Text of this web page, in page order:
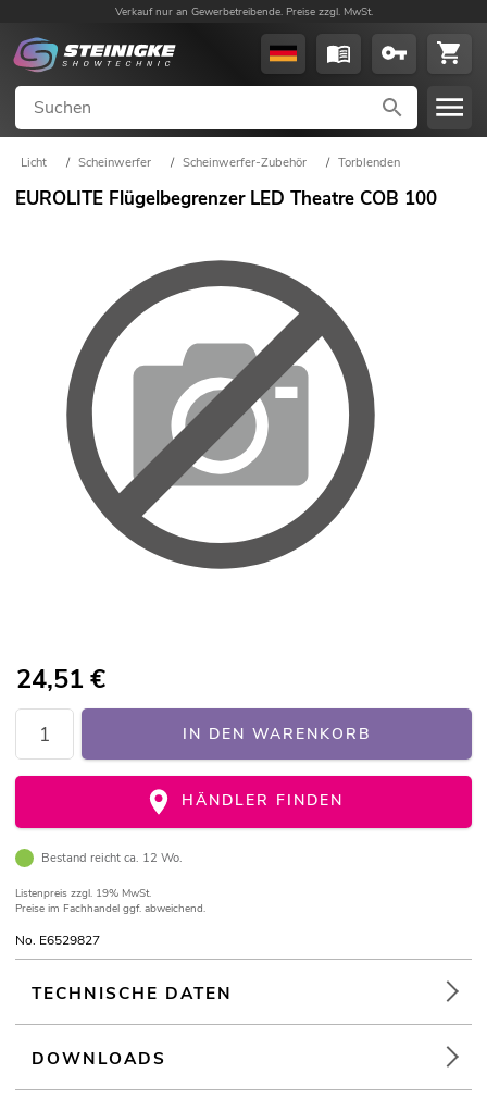
Verkauf nur an Gewerbetreibende. Preise zzgl. MwSt.
Licht / Scheinwerfer / Scheinwerfer-Zubehör / Torblenden
EUROLITE Flügelbegrenzer LED Theatre COB 100
24,51 €
IN DEN WARENKORB
HÄNDLER FINDEN
Bestand reicht ca. 12 Wo.
Listenpreis zzgl. 19% MwSt.
Preise im Fachhandel ggf. abweichend.
No. E6529827
TECHNISCHE DATEN
DOWNLOADS